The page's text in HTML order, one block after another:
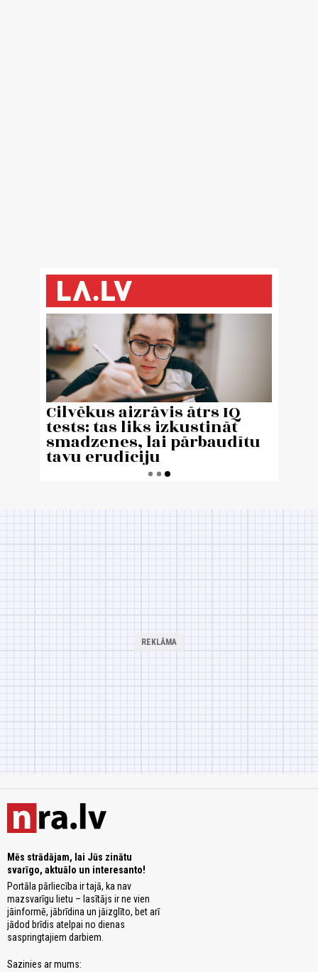
Mēs strādājam, lai Jūs zinātu
svarīgo, aktuālo un interesanto!
Portāla pārliecība ir tajā, ka nav
mazsvarīgu lietu – lasītājs ir ne vien
jāinformē, jābrīdina un jāizglīto, bet arī
jādod brīdis atelpai no dienas
saspringtajiem darbiem.
Sazinies ar mums: